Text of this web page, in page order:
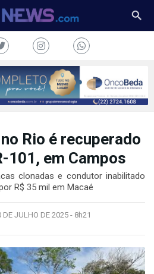
Rio é recuperado
101, em Campos
clonadas e condutor inabilitado
R$ 35 mil em Macaé
DE JULHO DE 2025 - 8h21